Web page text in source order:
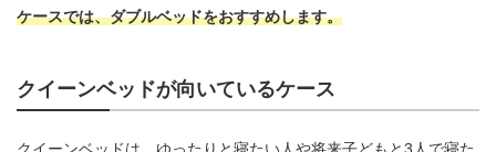
ケースでは、ダブルベッドをおすすめします。
クイーンベッドが向いているケース